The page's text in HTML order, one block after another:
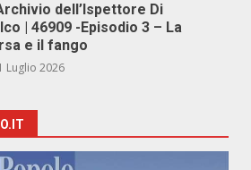
dell’Ispettore Di
| 46909 -Episodio 3 – La
e il fango
Luglio 2026